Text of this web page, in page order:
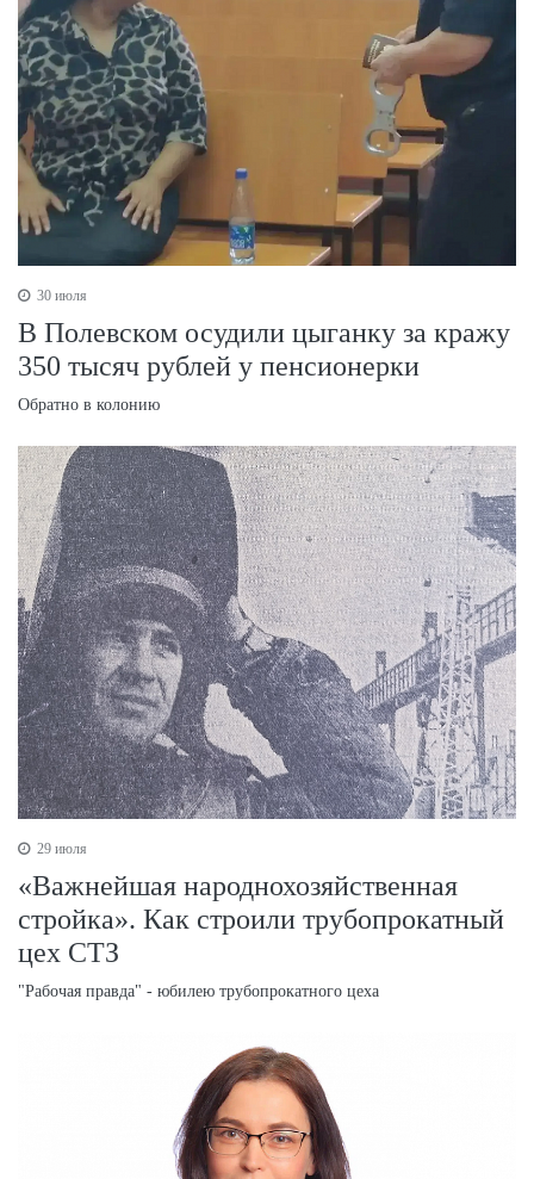
30 июля
В Полевском осудили цыганку за кражу
350 тысяч рублей у пенсионерки
Обратно в колонию
29 июля
«Важнейшая народнохозяйственная
стройка». Как строили трубопрокатный
цех СТЗ
"Рабочая правда" - юбилею трубопрокатного цеха